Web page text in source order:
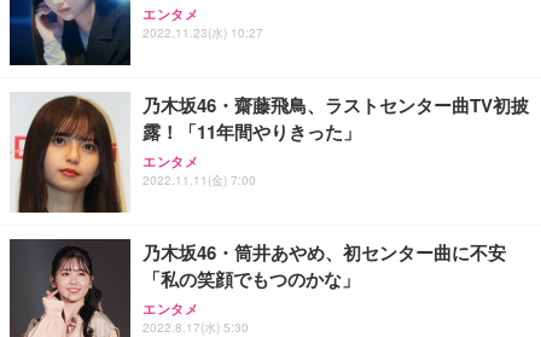
エンタメ
2022.11.23(水) 10:27
乃木坂46・齋藤飛鳥、ラストセンター曲TV初披
露！「11年間やりきった」
エンタメ
2022.11.11(金) 7:00
乃木坂46・筒井あやめ、初センター曲に不安
「私の笑顔でもつのかな」
エンタメ
2022.8.17(水) 5:30